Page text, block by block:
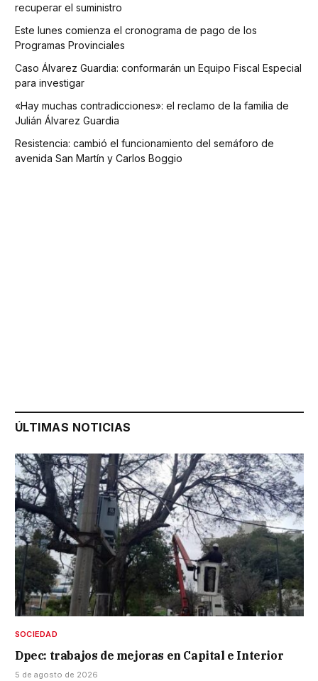
recuperar el suministro
Este lunes comienza el cronograma de pago de los
Programas Provinciales
Caso Álvarez Guardia: conformarán un Equipo Fiscal Especial
para investigar
«Hay muchas contradicciones»: el reclamo de la familia de
Julián Álvarez Guardia
Resistencia: cambió el funcionamiento del semáforo de
avenida San Martín y Carlos Boggio
ÚLTIMAS NOTICIAS
SOCIEDAD
Dpec: trabajos de mejoras en Capital e Interior
5 de agosto de 2026